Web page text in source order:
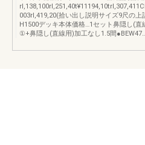
003rl,419,20(拾い出し説明サイズ9尺の
H1500デッキ本体価格…1セット鼻隠し(直
①+鼻隠し(直線用)加工なし1.5間